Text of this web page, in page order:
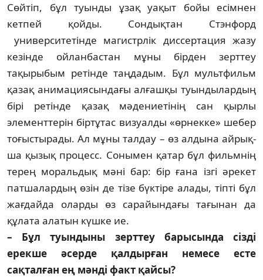
Сөйтіп, бұл туынды ұзақ уақыт бойы есімнен
кетпей қойды. Сондықтан Стэнфорд
университетінде магистрлік дис­сертация жазу
кезінде ойлан­бастан мұны бірден зерттеу
тақырыбым ретінде таң­да­дым. Бұл мультфильм
қазақ анимациясын­да­ғы алғашқы туындылардың
бірі ретінде қа­зақ мәдениетінің сан қырлы
элементтерін біртұтас визуалды «өрнекке» шебер
тоғыс­тыра­ды. Ал мұны талдау – өз алдына айрық­
ша қызық процесс. Сонымен қатар бұл фи­льм­нің
терең моральдық мәні бар: бір ғана ізгі әрекет
патшалардың өзін де тізе бүктіре алады, тіпті бұл
жағдайда оларды өз са­райын­­дағы тағынан да
құлата алатын күшке ие.
– Бұл туындыны зерттеу барысында сізді
ерекше әсерде қалдырған немесе есте
сақталған ең мәнді факт қайсы?